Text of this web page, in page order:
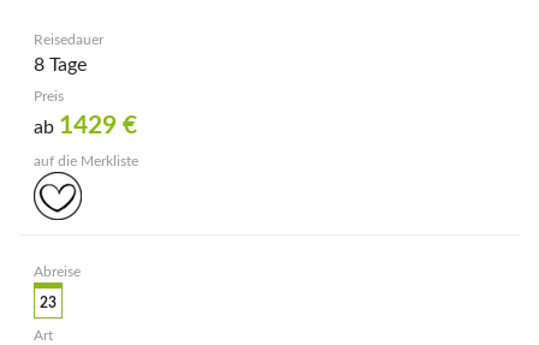
8 Tage
ab 1429 €
23